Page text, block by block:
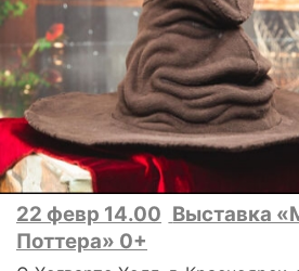
22 февр 14.00 Выставка
Поттера» 0+